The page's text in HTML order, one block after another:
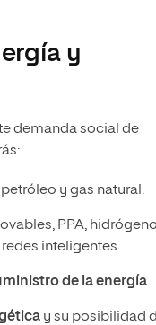
y
demanda social de
y gas natural.
PPA,
inteligentes.
de la energía.
y su posibilidad